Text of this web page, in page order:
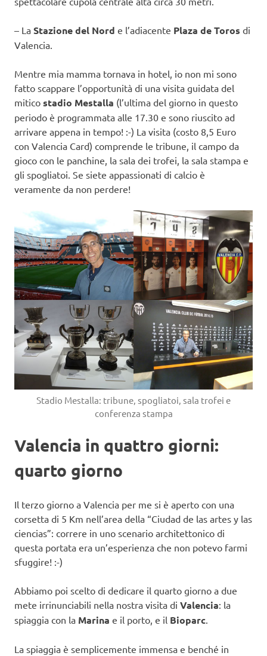
– La Stazione del Nord e l’adiacente Plaza de Toros di
Valencia.
Mentre mia mamma tornava in hotel, io non mi sono
fatto scappare l’opportunità di una visita guidata del
mitico stadio Mestalla (l’ultima del giorno in questo
periodo è programmata alle 17.30 e sono riuscito ad
arrivare appena in tempo! :-) La visita (costo 8,5 Euro
con Valencia Card) comprende le tribune, il campo da
gioco con le panchine, la sala dei trofei, la sala stampa e
gli spogliatoi. Se siete appassionati di calcio è
veramente da non perdere!
Stadio Mestalla: tribune, spogliatoi, sala trofei e
conferenza stampa
Valencia in quattro giorni:
quarto giorno
Il terzo giorno a Valencia per me si è aperto con una
corsetta di 5 Km nell’area della “Ciudad de las artes y las
ciencias”: correre in uno scenario architettonico di
questa portata era un’esperienza che non potevo farmi
sfuggire! :-)
Abbiamo poi scelto di dedicare il quarto giorno a due
mete irrinunciabili nella nostra visita di Valencia: la
spiaggia con la Marina e il porto, e il Bioparc.
La spiaggia è semplicemente immensa e benché in